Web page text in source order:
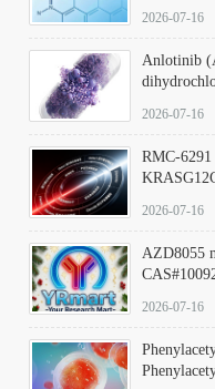
D808567)
2026-07-16
Anlotinib
2026-07-16
RMC-
2026-07-16
AZD8055
激酶抑制
2026-07-16